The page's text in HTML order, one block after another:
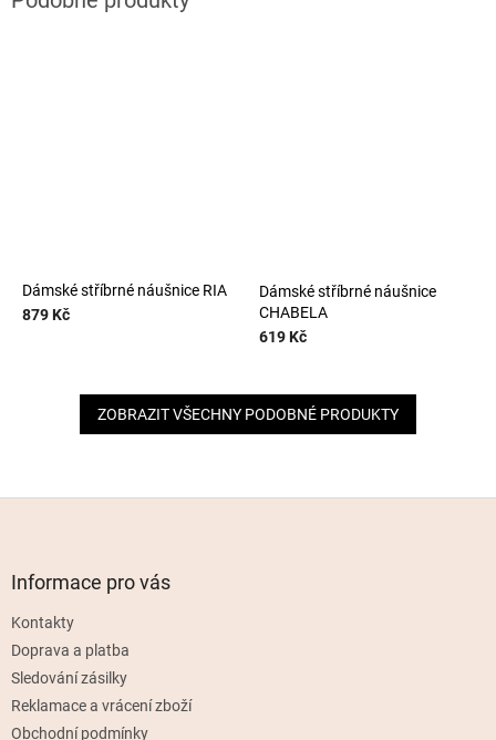
Dámské stříbrné náušnice RIA
879 Kč
Dámské stříbrné náušnice
CHABELA
619 Kč
ZOBRAZIT VŠECHNY PODOBNÉ PRODUKTY
Informace pro vás
Kontakty
Doprava a platba
Sledování zásilky
Reklamace a vrácení zboží
Obchodní podmínky